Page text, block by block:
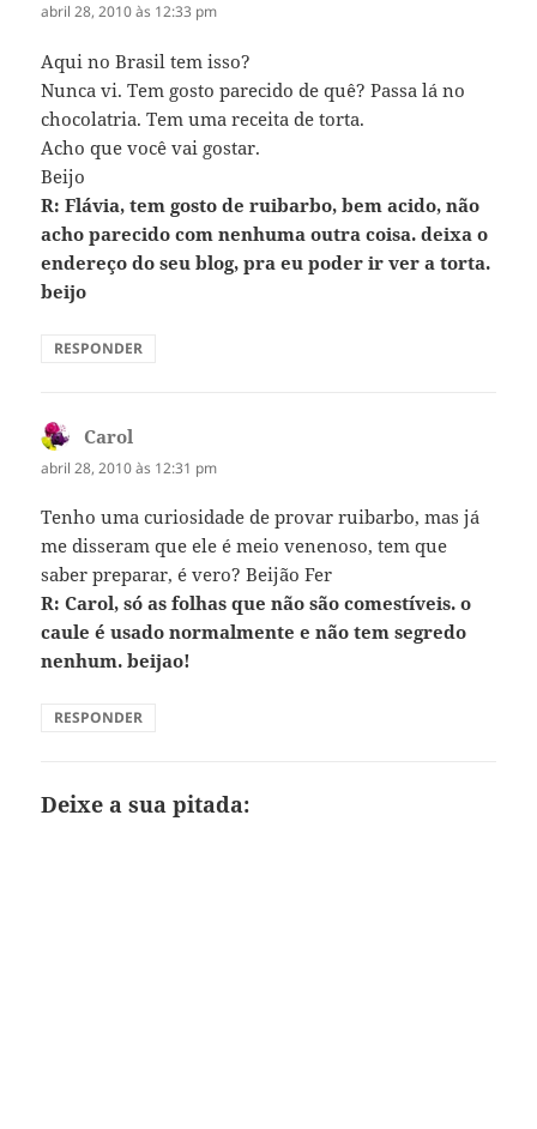
abril 28, 2010 às 12:33 pm
Aqui no Brasil tem isso?
Nunca vi. Tem gosto parecido de quê? Passa lá no
chocolatria. Tem uma receita de torta.
Acho que você vai gostar.
Beijo
R: Flávia, tem gosto de ruibarbo, bem acido, não
acho parecido com nenhuma outra coisa. deixa o
endereço do seu blog, pra eu poder ir ver a torta.
beijo
RESPONDER
Carol
abril 28, 2010 às 12:31 pm
Tenho uma curiosidade de provar ruibarbo, mas já
me disseram que ele é meio venenoso, tem que
saber preparar, é vero? Beijão Fer
R: Carol, só as folhas que não são comestíveis. o
caule é usado normalmente e não tem segredo
nenhum. beijao!
RESPONDER
Deixe a sua pitada: